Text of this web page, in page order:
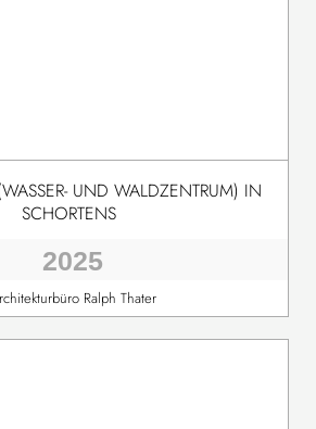
UND WALDZENTRUM) IN
SCHORTENS
2025
Ralph Thater